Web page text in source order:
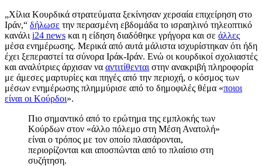
„Χίλια Κουρδικά στρατεύματα ξεκίνησαν χερσαία επιχείρηση στο
Ιράν,“ δήλωσε την περασμένη εβδομάδα το ισραηλινό τηλεοπτικό
κανάλι i24 news και η είδηση διαδόθηκε γρήγορα και σε άλλες
μέσα ενημέρωσης. Μερικά από αυτά μάλιστα ισχυρίστηκαν ότι ήδη
έχει ξεπεραστεί τα σύνορα Ιράκ-Ιράν. Ενώ οι κουρδικοί σχολιαστές
και αναλύτριες άρχισαν να αντιτίθενται στην ανακριβή πληροφορία
με άμεσες μαρτυρίες και πηγές από την περιοχή, ο κόσμος των
μέσων ενημέρωσης πλημμύρισε από το δημοφιλές θέμα «ποιοι
είναι οι Κούρδοι».
Πιο σημαντικό από το ερώτημα της εμπλοκής των
Κούρδων στον «άλλο πόλεμο στη Μέση Ανατολή»
είναι ο τρόπος με τον οποίο πλασάρονται,
περιορίζονται και αποσπώνται από το πλαίσιο στη
συζήτηση.